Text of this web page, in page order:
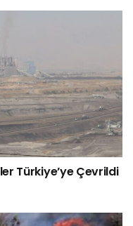
Türkiye’ye Çevrildi